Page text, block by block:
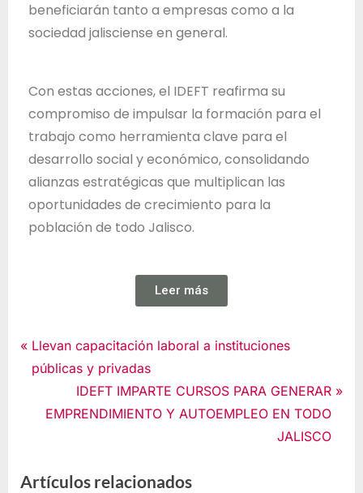
beneficiarán tanto a empresas como a la
sociedad jalisciense en general.
Con estas acciones, el IDEFT reafirma su
compromiso de impulsar la formación para el
trabajo como herramienta clave para el
desarrollo social y económico, consolidando
alianzas estratégicas que multiplican las
oportunidades de crecimiento para la
población de todo Jalisco.
Leer más
Noticias
Llevan capacitación laboral a instituciones
públicas y privadas
IDEFT IMPARTE CURSOS PARA GENERAR
EMPRENDIMIENTO Y AUTOEMPLEO EN TODO
JALISCO
Artículos relacionados